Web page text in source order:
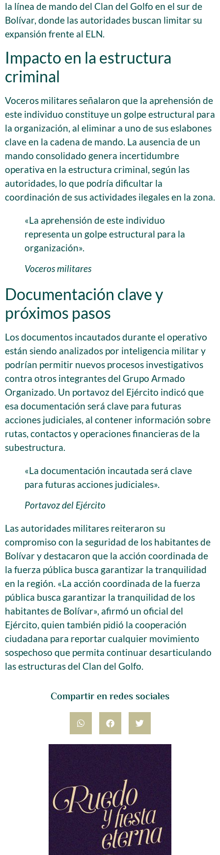
Compartir en redes sociales
la línea de mando del Clan del Golfo en el sur de
Bolívar, donde las autoridades buscan limitar su
expansión frente al ELN.
Impacto en la estructura
criminal
Voceros militares señalaron que la aprehensión de
este individuo constituye un golpe estructural para
la organización, al eliminar a uno de sus eslabones
clave en la cadena de mando. La ausencia de un
mando consolidado genera incertidumbre
operativa en la estructura criminal, según las
autoridades, lo que podría dificultar la
coordinación de sus actividades ilegales en la zona.
«La aprehensión de este individuo
representa un golpe estructural para la
organización».
Voceros militares
Documentación clave y
próximos pasos
Los documentos incautados durante el operativo
están siendo analizados por inteligencia militar y
podrían permitir nuevos procesos investigativos
contra otros integrantes del Grupo Armado
Organizado. Un portavoz del Ejército indicó que
esa documentación será clave para futuras
acciones judiciales, al contener información sobre
rutas, contactos y operaciones financieras de la
subestructura.
«La documentación incautada será clave
para futuras acciones judiciales».
Portavoz del Ejército
Las autoridades militares reiteraron su
compromiso con la seguridad de los habitantes de
Bolívar y destacaron que la acción coordinada de
la fuerza pública busca garantizar la tranquilidad
en la región. «La acción coordinada de la fuerza
pública busca garantizar la tranquilidad de los
habitantes de Bolívar», afirmó un oficial del
Ejército, quien también pidió la cooperación
ciudadana para reportar cualquier movimiento
sospechoso que permita continuar desarticulando
las estructuras del Clan del Golfo.